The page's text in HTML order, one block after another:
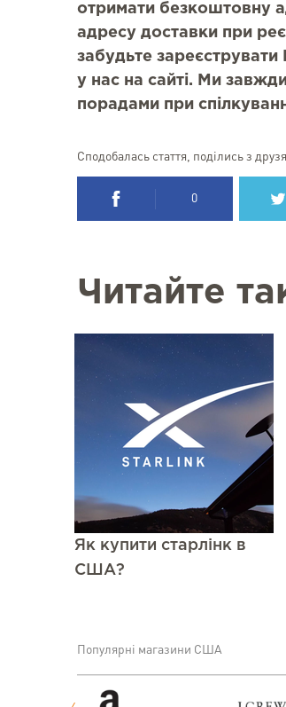
отримати безкоштовну
адресу доставки при
забудьте
у нас на сайті. Ми
порадами при
Сподобалась стаття, поділись з
0
Читайте
Як купити старлінк в
США?
Популярні магазини США